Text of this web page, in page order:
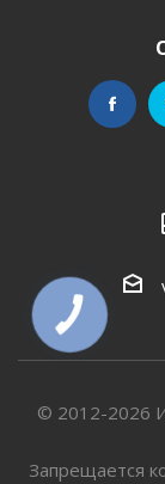
© 2012-2026
Запрещается
КНОПКА
СВЯЗИ